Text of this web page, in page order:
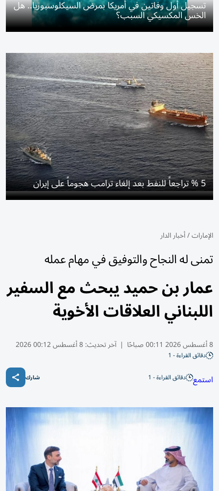
تسجيل أول وفاتين في أمريكا بمرض السيكلوسبوريا.. هل
الخس المكسيكي السبب؟
5 % تراجعاً للنفط بعد إلغاء ترامب هجوماً على إيران
الإمارات/أخبار الدار
تمنى له النجاح والتوفيق في مهام عمله
عمار بن حميد يبحث مع السفير
اللبناني العلاقات الأخوية
8 أغسطس 2026 00:11 صباحًا | آخر تحديث:8 أغسطس 00:12 2026
دقائق القراءة - 1
استمع دقائق القراءة - 1 شارك